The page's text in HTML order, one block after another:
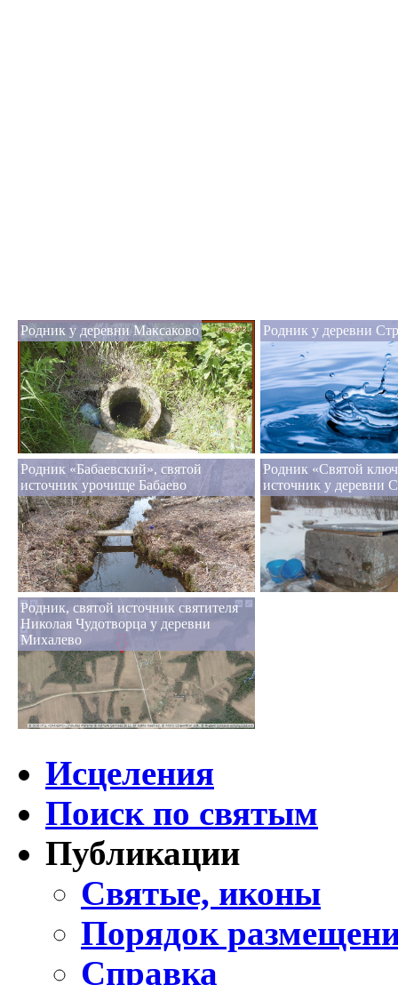
Родник у деревни Максаково Родник у деревни
Родник «Бабаевский», святой
источник урочище Бабаево
Родник «Святой
источник у деревни
Родник, святой источник святителя
Николая Чудотворца у деревни
Михалево
Исцеления
Поиск по святым
Публикации
Святые, иконы
Порядок
Справка